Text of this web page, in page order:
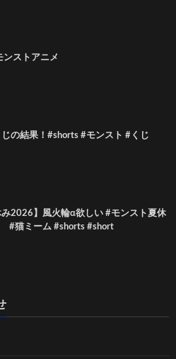
ストアニメ
の結果！#shorts #モンスト #くじ
み2026】風火輪α欲しい #モンスト夏休
猫ミーム #shorts #short